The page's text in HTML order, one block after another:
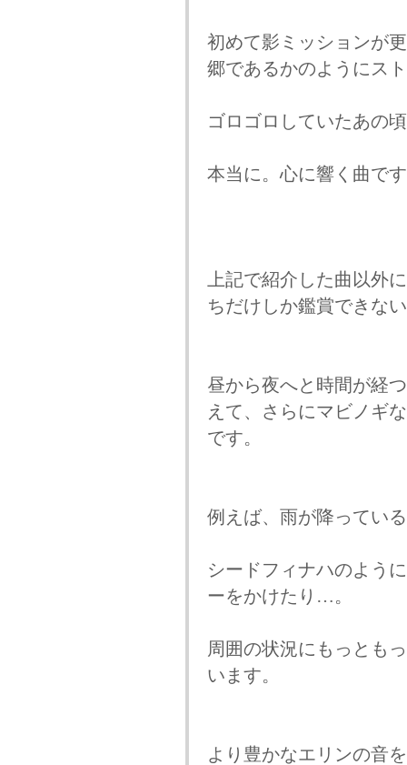
初めて影ミッションが
郷であるかのようにス
ゴロゴロしていたあの
本当に。心に響く曲で
上記で紹介した曲以外
ちだけしか鑑賞できな
昼から夜へと時間が経
えて、さらにマビノギ
です。
例えば、雨が降ってい
シードフィナハのよう
ーをかけたり…。
周囲の状況にもっとも
います。
より豊かなエリンの音